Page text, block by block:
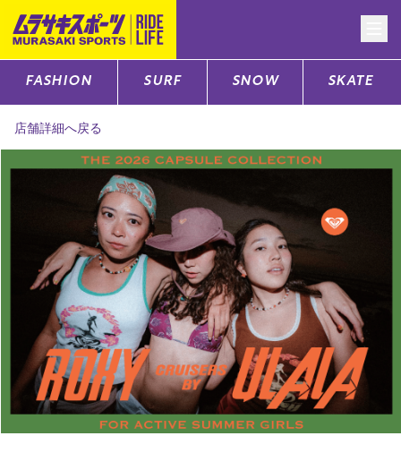
CATEGORY
サーフTOP
スノーTOP
スケートTOP
CONTENTS SUPPORT
ご利用ガイド
FASHION SURF SNOW SKATE
店舗詳細へ戻る